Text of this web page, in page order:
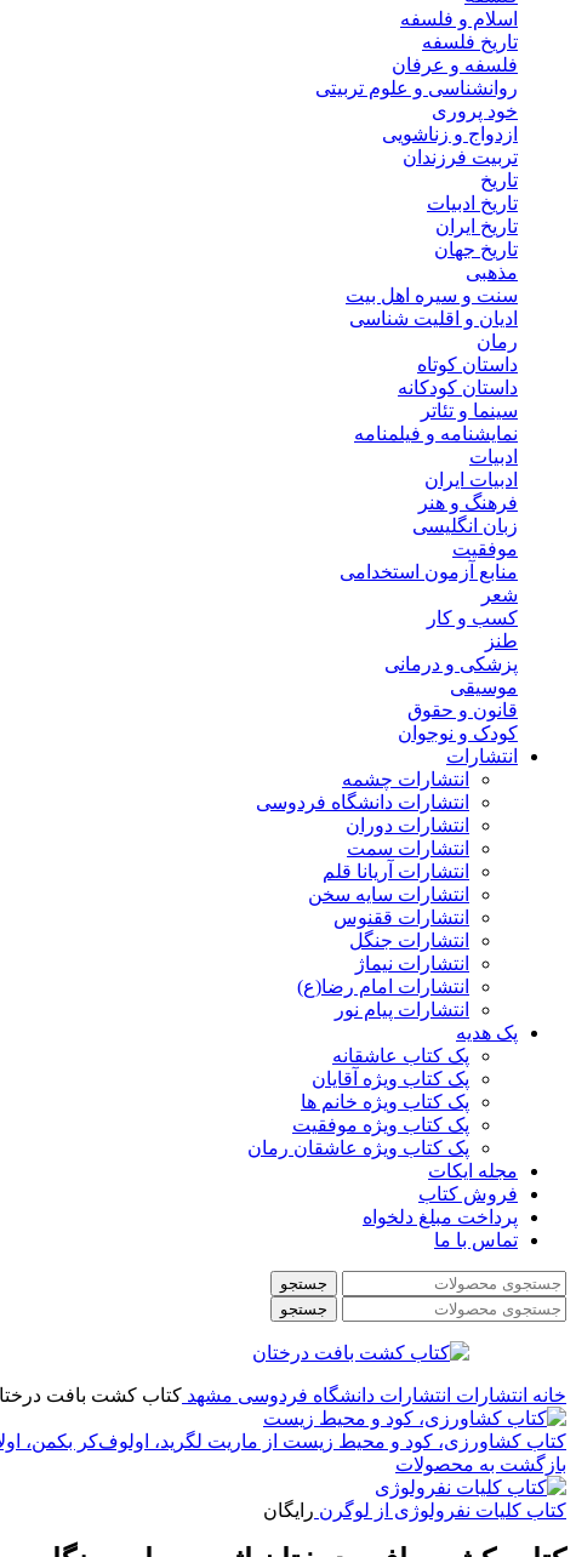
اسلام و فلسفه
تاریخ فلسفه
فلسفه و عرفان
روانشناسی و علوم تربیتی
خود پروری
ازدواج و زناشویی
تربیت فرزندان
تاریخ
تاریخ ادبیات
تاریخ ایران
تاریخ جهان
مذهبی
سنت و سیره اهل بیت
ادیان و اقلیت شناسی
رمان
داستان کوتاه
داستان کودکانه
سینما و تئاتر
نمایشنامه و فیلمنامه
ادبیات
ادبیات ایران
فرهنگ و هنر
زبان انگلیسی
موفقیت
منابع آزمون استخدامی
شعر
کسب و کار
طنز
پزشکی و درمانی
موسیقی
قانون و حقوق
کودک و نوجوان
انتشارات
انتشارات چشمه
انتشارات دانشگاه فردوسی
انتشارات دوران
انتشارات سمت
انتشارات آریانا قلم
انتشارات سایه سخن
انتشارات ققنوس
انتشارات جنگل
انتشارات نیماژ
انتشارات امام رضا(ع)
انتشارات پیام نور
پک هدیه
پک کتاب عاشقانه
پک کتاب ویژه آقایان
پک کتاب ویژه خانم ها
پک کتاب ویژه موفقیت
پک کتاب ویژه عاشقان رمان
مجله ایکات
فروش کتاب
پرداخت مبلغ دلخواه
تماس با ما
جستجو
جستجو
خانه انتشارات انتشارات دانشگاه فردوسی مشهد کتاب کشت بافت
کتاب کشاورزی، کود و محیط زیست از ماریت لگرید، اولوف‌کر بکمن،
بازگشت به محصولات
کتاب کلیات نفرولوژی از لوگرن رایگان